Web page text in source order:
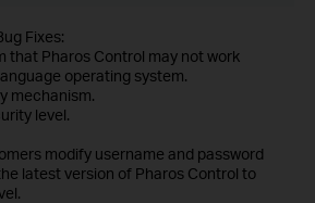
Fixes:
that Pharos Control may not work
operating system.
mechanism.
level.
modify username and password
latest version of Pharos Control to